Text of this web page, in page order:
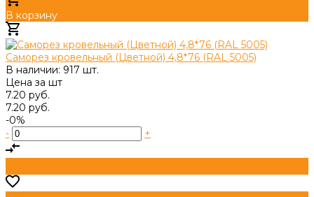
В корзину
Саморез кровельный (Цветной) 4,8*76 (RAL 5005)
В наличии: 917 шт.
Цена за шт
7.20 руб.
7.20 руб.
-0%
-
+